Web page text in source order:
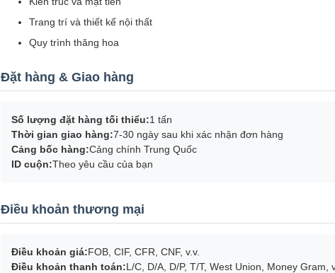
Trang trí và thiết kế nội thất
Quy trình thăng hoa
Đặt hàng & Giao hàng
Số lượng đặt hàng tối thiểu:1 tấn
Thời gian giao hàng:7-30 ngày sau khi xác nhận đơn hàng
Cảng bốc hàng:Cảng chính Trung Quốc
ID cuộn:Theo yêu cầu của bạn
Điều khoản thương mại
Điều khoản giá:FOB, CIF, CFR, CNF, v.v.
Điều khoản thanh toán:L/C, D/A, D/P, T/T, West Union, Money Gram,